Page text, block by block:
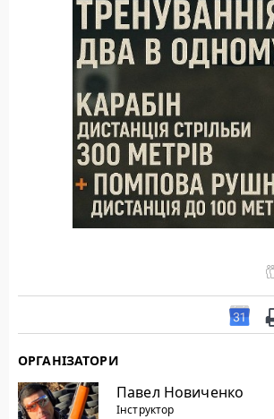
ОРГАНІЗАТОРИ
Павел Новиченко
Інструктор